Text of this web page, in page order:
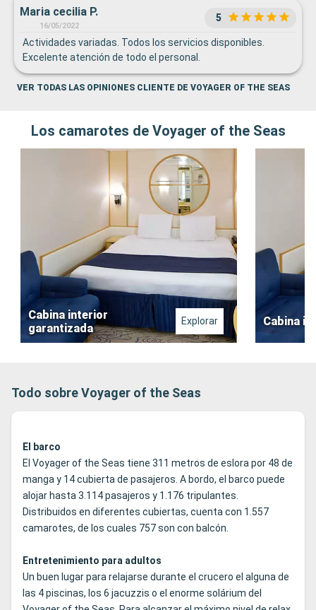
Maria cecilia P.
16/05/2022
5
Actividades variadas. Todos los servicios disponibles.
Excelente atención de todo el personal.
VER TODAS LAS OPINIONES CLIENTE DE VOYAGER OF THE SEAS
Los camarotes de Voyager of the Seas
Cabina interior
garantizada
Explorar Cabina
Todo sobre Voyager of the Seas
El barco
El Voyager of the Seas tiene 311 metros de eslora por 48 de
manga y 14 cubierta de pasajeros. A bordo, el barco puede
alojar hasta 3.114 pasajeros y 1.176 tripulantes.
Distribuidos en diferentes cubiertas, cuenta con 1.557
camarotes, de los cuales 757 son con balcón.
Entretenimiento para adultos
Un buen lugar para relajarse durante el crucero el alguna de
las 4 piscinas, los 6 jacuzzis o el enorme solárium del